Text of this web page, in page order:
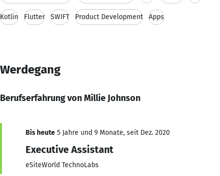
Kotlin Flutter SWIFT Product Development Apps
Werdegang
Berufserfahrung von Millie Johnson
Bis heute 5 Jahre und 9 Monate, seit Dez. 2020
Executive Assistant
eSiteWorld TechnoLabs